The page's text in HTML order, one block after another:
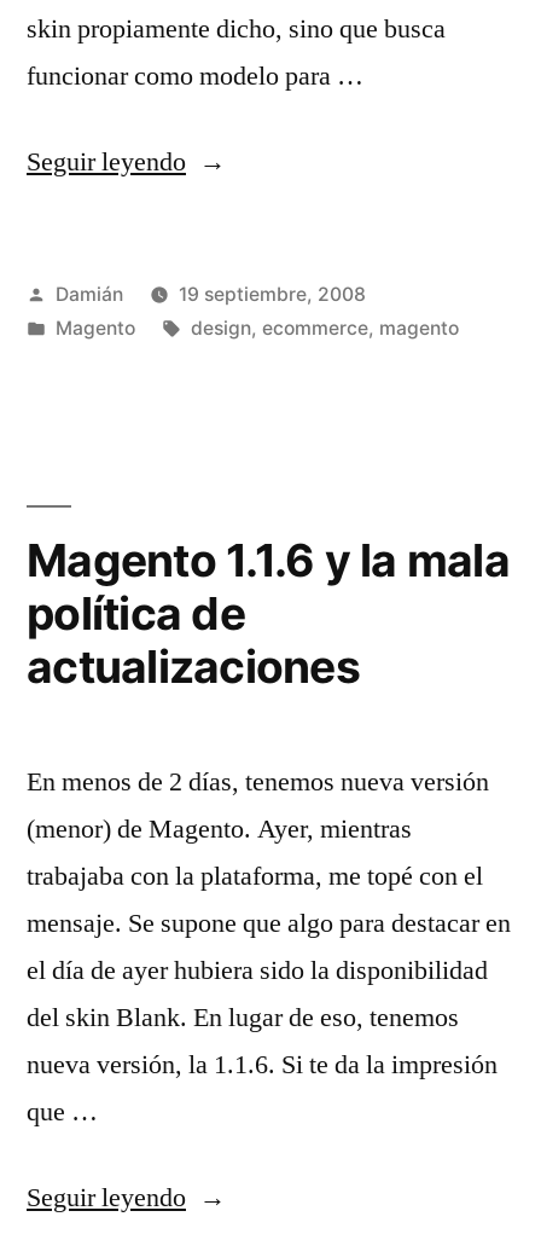
skin propiamente dicho, sino que busca
funcionar como modelo para …
Seguir leyendo«Skin
Magento»
Publicado
por
Damián
19 septiembre, 2008
Publicado
Magento Etiquetas:
design, ecommerce, magento
Magento 1.1.6 y la mala
política de
actualizaciones
En menos de 2 días, tenemos nueva versión
(menor) de Magento. Ayer, mientras
trabajaba con la plataforma, me topé con el
mensaje. Se supone que algo para destacar en
el día de ayer hubiera sido la disponibilidad
del skin Blank. En lugar de eso, tenemos
nueva versión, la 1.1.6. Si te da la impresión
que …
Seguir leyendo«Magento